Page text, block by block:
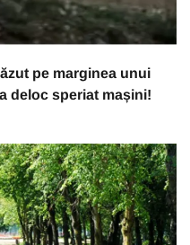
pe marginea unui
deloc speriat mașini!